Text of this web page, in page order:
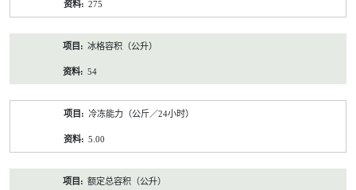
275
冰格容积（公升）
54
冷冻能力（公斤／24小时）
5.00
额定总容积（公升）